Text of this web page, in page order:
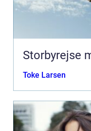
Storbyrejse
Toke Larsen